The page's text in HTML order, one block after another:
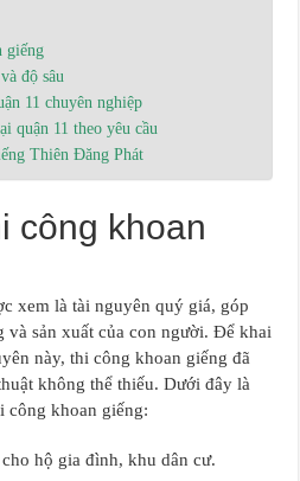
giếng
độ sâu
11 chuyên nghiệp
quận 11 theo yêu cầu
Thiên Đăng Phát
công khoan
xem là tài nguyên quý giá, góp
và sản xuất của con người. Để khai
này, thi công khoan giếng đã
không thể thiếu. Dưới đây là
công khoan giếng:
hộ gia đình, khu dân cư.